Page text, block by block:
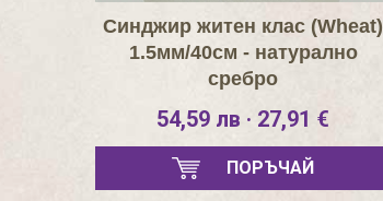
Синджир житен клас (Wheat)
1.5мм/40см - натурално
сребро
54,59 лв · 27,91 €
ПОРЪЧАЙ